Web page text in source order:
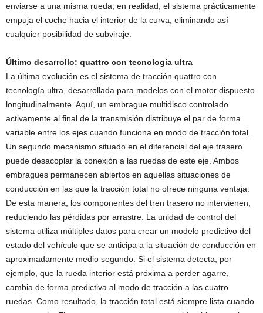
enviarse a una misma rueda; en realidad, el sistema prácticamente
empuja el coche hacia el interior de la curva, eliminando así
cualquier posibilidad de subviraje.
Último desarrollo: quattro con tecnología ultra
La última evolución es el sistema de tracción quattro con
tecnología ultra, desarrollada para modelos con el motor dispuesto
longitudinalmente. Aquí, un embrague multidisco controlado
activamente al final de la transmisión distribuye el par de forma
variable entre los ejes cuando funciona en modo de tracción total.
Un segundo mecanismo situado en el diferencial del eje trasero
puede desacoplar la conexión a las ruedas de este eje. Ambos
embragues permanecen abiertos en aquellas situaciones de
conducción en las que la tracción total no ofrece ninguna ventaja.
De esta manera, los componentes del tren trasero no intervienen,
reduciendo las pérdidas por arrastre. La unidad de control del
sistema utiliza múltiples datos para crear un modelo predictivo del
estado del vehículo que se anticipa a la situación de conducción en
aproximadamente medio segundo. Si el sistema detecta, por
ejemplo, que la rueda interior está próxima a perder agarre,
cambia de forma predictiva al modo de tracción a las cuatro
ruedas. Como resultado, la tracción total está siempre lista cuando